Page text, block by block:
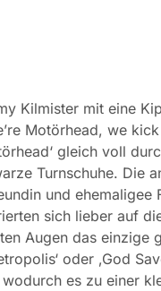
Kilmister mit eine
Motörhead, we
gleich voll
Turnschuhe. Die
und
sich lieber auf
Augen das einzige
oder ‚God
es zu einer